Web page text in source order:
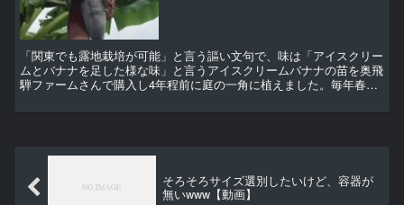
「関東でも露地栽培が可能」と言う謳い文句で、味は「アイスクリー
ムとバナナを足した様な味」と言うアイスクリームバナナの苗を奥飛
騨ファームさんで購入し4年程前に庭の一角に植えました。毎年春か
そろそろサイズ選別したいけど、容器が
無いwww【動画】